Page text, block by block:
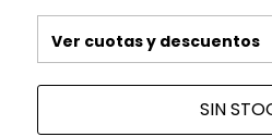
Ver cuotas y descuentos
SIN